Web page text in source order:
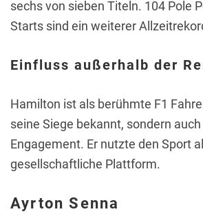
sechs von sieben Titeln. 104 Pole
Starts sind ein weiterer
Einfluss außerhalb der
Hamilton ist als berühmte F1
seine Siege bekannt, sondern
Engagement. Er nutzte den Sport
gesellschaftliche Plattform.
Ayrton Senna